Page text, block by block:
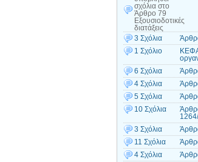
σχόλια στο
Άρθρο 79
Εξουσιοδοτικές
διατάξεις
3 Σχόλια
1 Σχόλιο
6 Σχόλια
4 Σχόλια
5 Σχόλια
10 Σχόλια
3 Σχόλια
11 Σχόλια
4 Σχόλια